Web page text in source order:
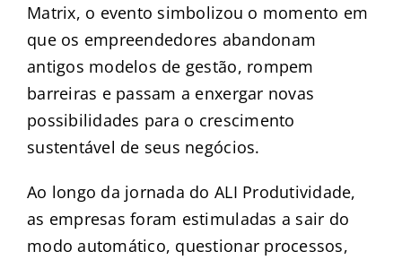
Matrix, o evento simbolizou o momento em
que os empreendedores abandonam
antigos modelos de gestão, rompem
barreiras e passam a enxergar novas
possibilidades para o crescimento
sustentável de seus negócios.
Ao longo da jornada do ALI Produtividade,
as empresas foram estimuladas a sair do
modo automático, questionar processos,